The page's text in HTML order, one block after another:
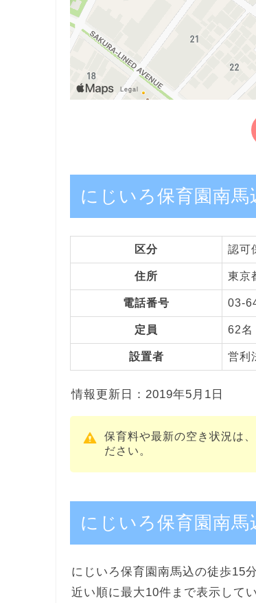
にじいろ保育園南馬
区分 認可
住所 東京
電話番号 03-
定員 62名
設置者 営利
情報更新日：2019年5月1日
保育料や最新の空き状況は
ださい。
にじいろ保育園南馬
にじいろ保育園南馬込の徒歩15
近い順に最大10件まで表示してい